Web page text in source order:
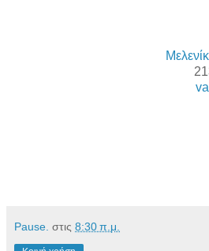
Pause. στις 8:30 π.μ.